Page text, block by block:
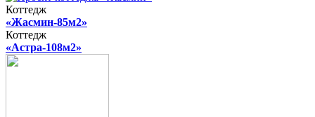
Коттедж
«Жасмин-85м2»
Коттедж
«Астра-108м2»